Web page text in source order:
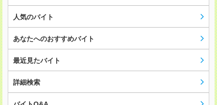
人気のバイト
あなたへのおすすめバイト
最近見たバイト
詳細検索